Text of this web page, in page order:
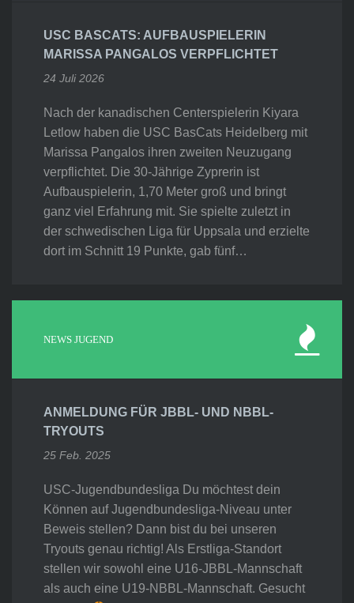
USC BASCATS: AUFBAUSPIELERIN
MARISSA PANGALOS VERPFLICHTET
24 Juli 2026
Nach der kanadischen Centerspielerin Kiyara
Letlow haben die USC BasCats Heidelberg mit
Marissa Pangalos ihren zweiten Neuzugang
verpflichtet. Die 30-Jährige Zyprerin ist
Aufbauspielerin, 1,70 Meter groß und bringt
ganz viel Erfahrung mit. Sie spielte zuletzt in
der schwedischen Liga für Uppsala und erzielte
dort im Schnitt 19 Punkte, gab fünf…
NEWS JUGEND
ANMELDUNG FÜR JBBL- UND NBBL-
TRYOUTS
25 Feb. 2025
USC-Jugendbundesliga Du möchtest dein
Können auf Jugendbundesliga-Niveau unter
Beweis stellen? Dann bist du bei unseren
Tryouts genau richtig! Als Erstliga-Standort
stellen wir sowohl eine U16-JBBL-Mannschaft
als auch eine U19-NBBL-Mannschaft. Gesucht